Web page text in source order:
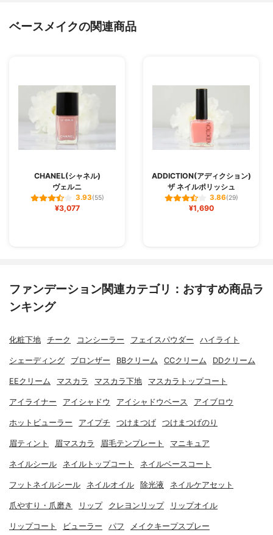
ベースメイクの関連商品
CHANEL(シャネル)
ヴェルニ
3.93(55)
¥3,077
ADDICTION(アディクション)
ザ ネイルポリッシュ
3.86(29)
¥1,690
ファンデーション関連カテゴリ：おすすめ商品ラ
ンキング
化粧下地 チーク コンシーラー フェイスパウダー ハイライト
シェーディング ブロンザー BBクリーム CCクリーム DDクリーム
EEクリーム マスカラ マスカラ下地 マスカラトップコート
アイライナー アイシャドウ アイシャドウベース アイブロウ
ホットビューラー アイプチ つけまつげ つけまつげのり
眉ティント 眉マスカラ 眉毛テンプレート マニキュア
ネイルシール ネイルトップコート ネイルベースコート
フットネイルシール ネイルオイル 除光液 ネイルケアセット
爪やすり・爪磨き リップ クレヨンリップ リップオイル
リップコート ビューラー パフ メイクキープスプレー